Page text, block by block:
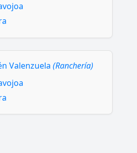
Valenzuela (Ranchería)